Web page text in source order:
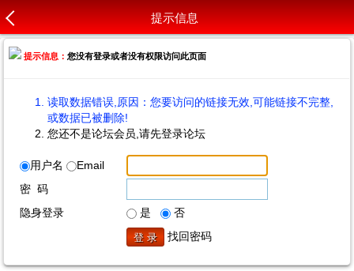
提示信息
提示信息：您没有登录或者没有权限访问此页面
读取数据错误,原因：您要访问的链接无效,可能链接不完整,
或数据已被删除!
您还不是论坛会员,请先登录论坛
用户名
Email
密 码
隐身登录
是
否
找回密码